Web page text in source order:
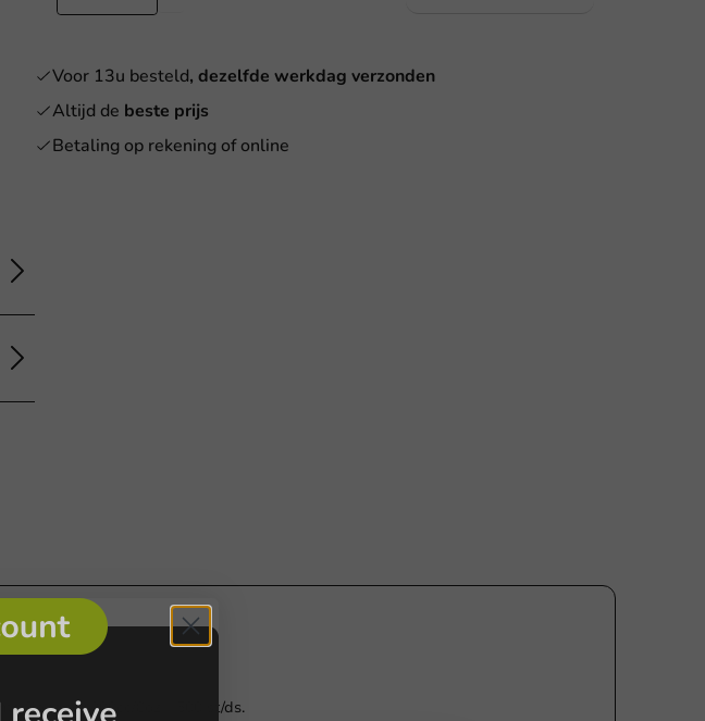
Voor 13u besteld, dezelfde werkdag verzonden
Altijd de beste prijs
Betaling op rekening of online
Rendeer 200cc/8oz - 500 st/ds.